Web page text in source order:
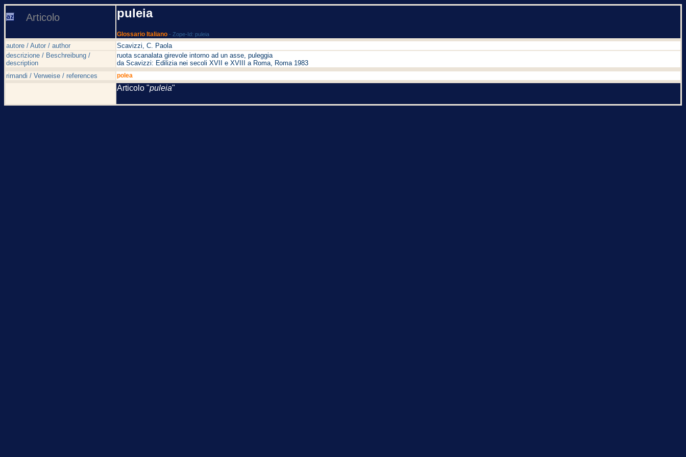
Articolo puleia
Glossario Italiano - Zope-Id: puleia
autore / Autor / author
Scavizzi, C. Paola
descrizione / Beschreibung /
description
ruota scanalata girevole intorno ad un asse, puleggia
da Scavizzi: Edilizia nei secoli XVII e XVIII a Roma, Roma 1983
rimandi / Verweise / references
polea
Articolo "puleia"